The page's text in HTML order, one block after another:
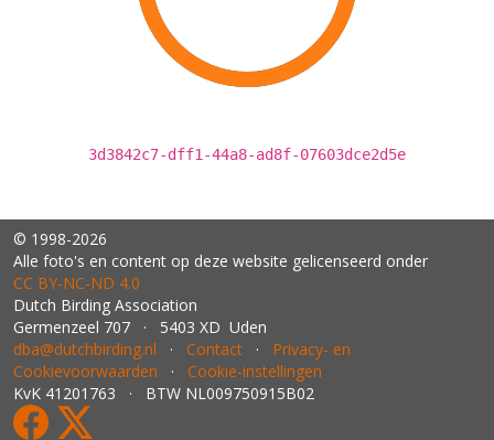
3d3842c7-dff1-44a8-ad8f-07603dce2d5e
© 1998-2026
Alle foto's en content op deze website gelicenseerd onder
CC BY‑NC‑ND 4.0
Dutch Birding Association
Germenzeel 707 · 5403 XD Uden
dba@dutchbirding.nl · Contact · Privacy- en
Cookievoorwaarden · Cookie-instellingen
KvK 41201763 · BTW NL009750915B02